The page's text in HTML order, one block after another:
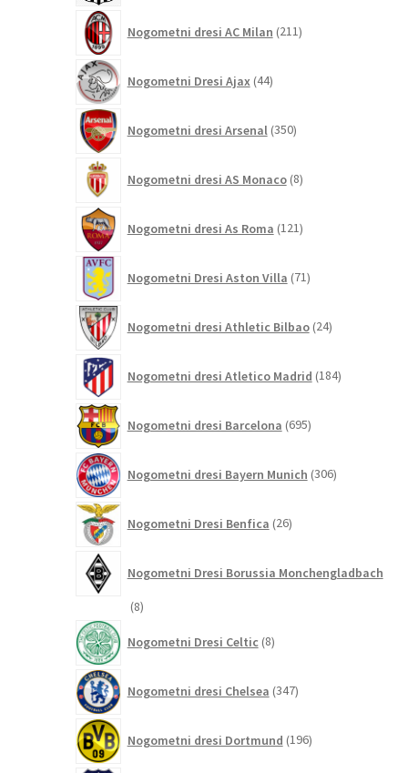
Nogometni dresi AC Milan 211izdelkov
Nogometni Dresi Ajax 44izdelkov
Nogometni dresi Arsenal 350izdelkov
Nogometni dresi AS Monaco 8izdelkov
Nogometni dresi As Roma 121izdelkov
Nogometni Dresi Aston Villa 71izdelkov
Nogometni dresi Athletic Bilbao 24izdelkov
Nogometni dresi Atletico Madrid 184izdelkov
Nogometni dresi Barcelona 695izdelkov
Nogometni dresi Bayern Munich 306izdelkov
Nogometni Dresi Benfica 26izdelkov
Nogometni Dresi Borussia Monchengladbach
88
Nogometni Dresi Celtic 8izdelkov
Nogometni dresi Chelsea 347izdelkov
Nogometni dresi Dortmund 196izdelkov